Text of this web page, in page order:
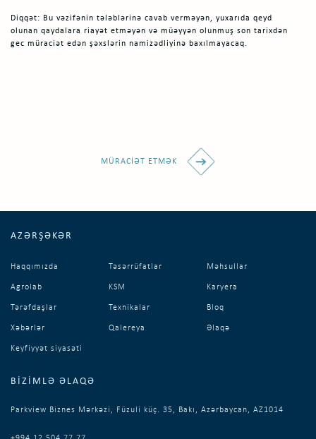
Diqqət: Bu vəzifənin tələblərinə cavab verməyən, yuxarıda qeyd
olunan qaydalara riayət etməyən və müəyyən olunmuş son tarixdən
gec müraciət edən şəxslərin namizədliyinə baxılmayacaq.
MÜRACIƏT ETMƏK
AZƏRŞƏKƏR
Haqqımızda Təsərrüfatlar Məhsullar
Agrolab KSM Karyera
Tərəfdaşlar Texnikalar Bloq
Xəbərlər Qalereya Əlaqə
Keyfiyyət siyasəti
BIZIMLƏ ƏLAQƏ
Parkview Biznes Mərkəzi, Füzuli küç. 35, Bakı, Azərbaycan, AZ1014